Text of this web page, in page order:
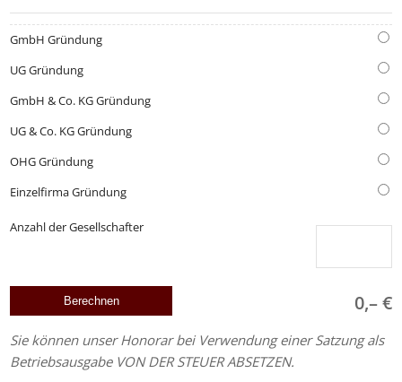
GmbH Gründung
UG Gründung
GmbH & Co. KG Gründung
UG & Co. KG Gründung
OHG Gründung
Einzelfirma Gründung
Anzahl der Gesellschafter
0,– €
Sie können unser Honorar bei Verwendung einer Satzung als
Betriebsausgabe VON DER STEUER ABSETZEN.